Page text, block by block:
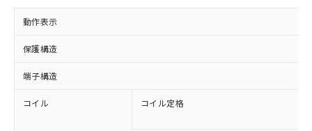
動作表示
保護構造
端子構造
コイル コイル定格